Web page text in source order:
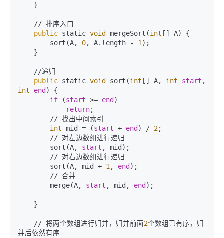
public static void mergeSort(int [] A) {
        sort(A,
0, A.length - 1);
public static void sort(int [] A, int start
int
end ) {
if (start >= end )
return;
int mid = (start + end ) / 2;
        sort(A,
start , mid);
        sort(A, mid +
1, end );
        merge(A,
start , mid, end );
    // 将两个数组进行归并，归并前面
2个数组已有序，归
并后依然有序